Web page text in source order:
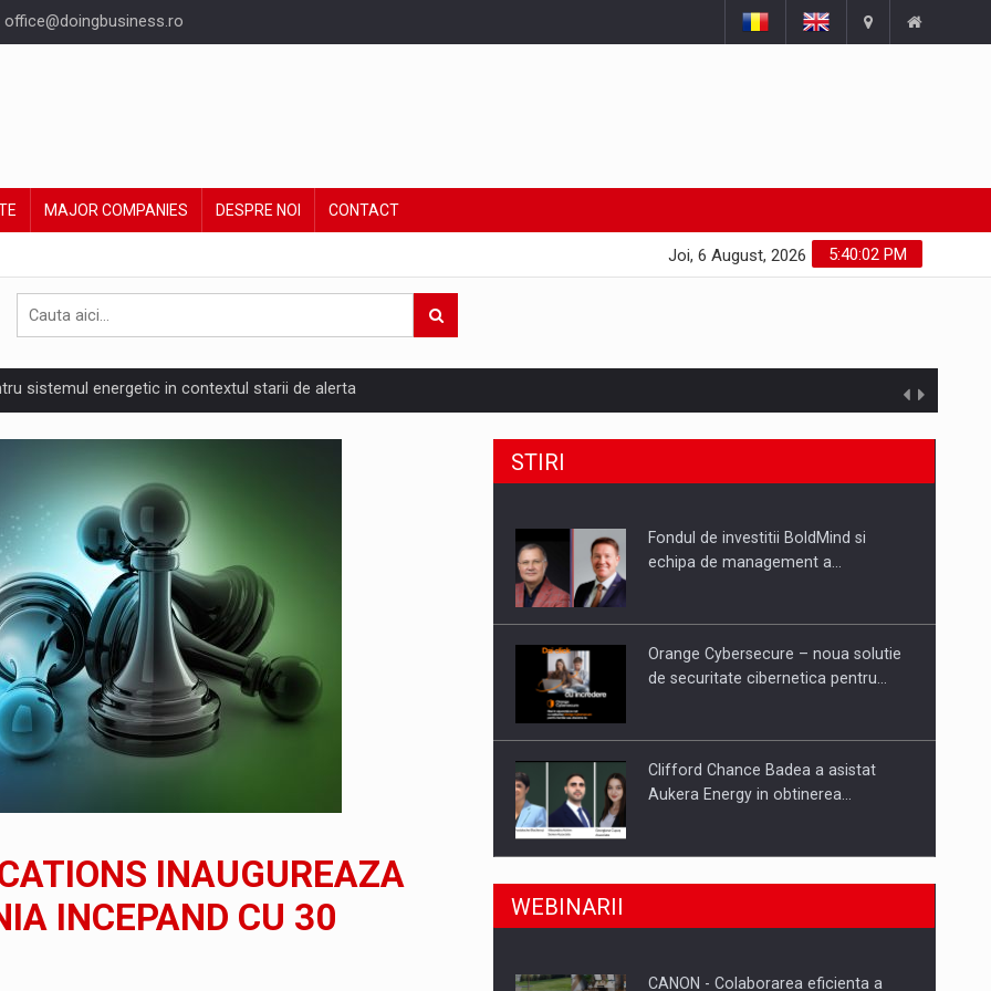
office@doingbusiness.ro
MAJOR COMPANIES DESPRE NOI CONTACT
5:40:03 PM
Joi, 6 August, 2026
sistemul energetic in contextul starii de alerta
pedepseste granitele?
Reveals About Bakuchiol's Evolution
noilor reglementari UE privind ambalajele pot risca retragerea produselor din piata
ON THE INTERNATIONAL BUSINESS SCENE
DIGITALIZED WHOLESALER IN ROMANIA
a Pall-Ex, liderul pietei de transport paletizat din Romania, preiau compania intr-o tranzactie de peste 25…
AL FAMILIEI: RANGE ROVER GT
INAUGUREAZA
INCEPAND CU 30
STIRI
Fondul de investitii BoldMind si
echipa de management a…
Orange Cybersecure – noua solutie
de securitate cibernetica pentru…
Clifford Chance Badea a asistat
Aukera Energy in obtinerea…
SAPTE PERSONALITATI DIN MEDIUL
WEBINARII
CANON - Colaborarea eficienta a